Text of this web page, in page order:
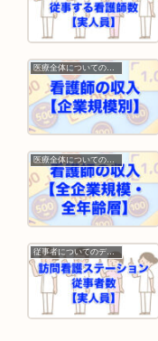
医療全体についてのデータ
医療全体についてのデータ
従事者についてのデータ